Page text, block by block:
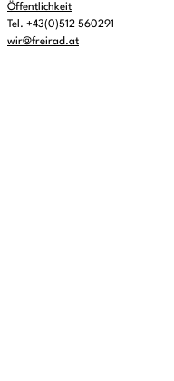
Öffentlichkeit
Tel. +43(0)512 560291
wir@freirad.at